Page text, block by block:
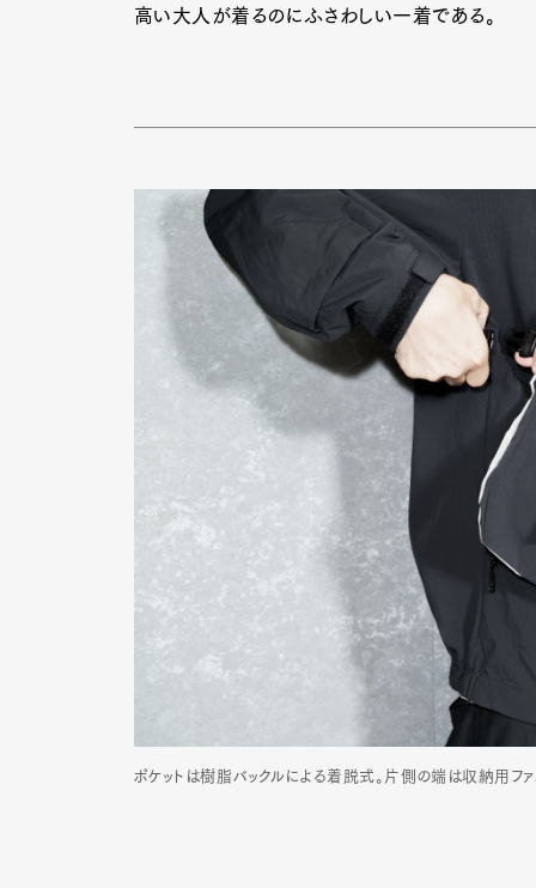
高い大人が着るのにふさわしい一着である。
ポケットは樹脂バックルによる着脱式。片側の端は収納用フ